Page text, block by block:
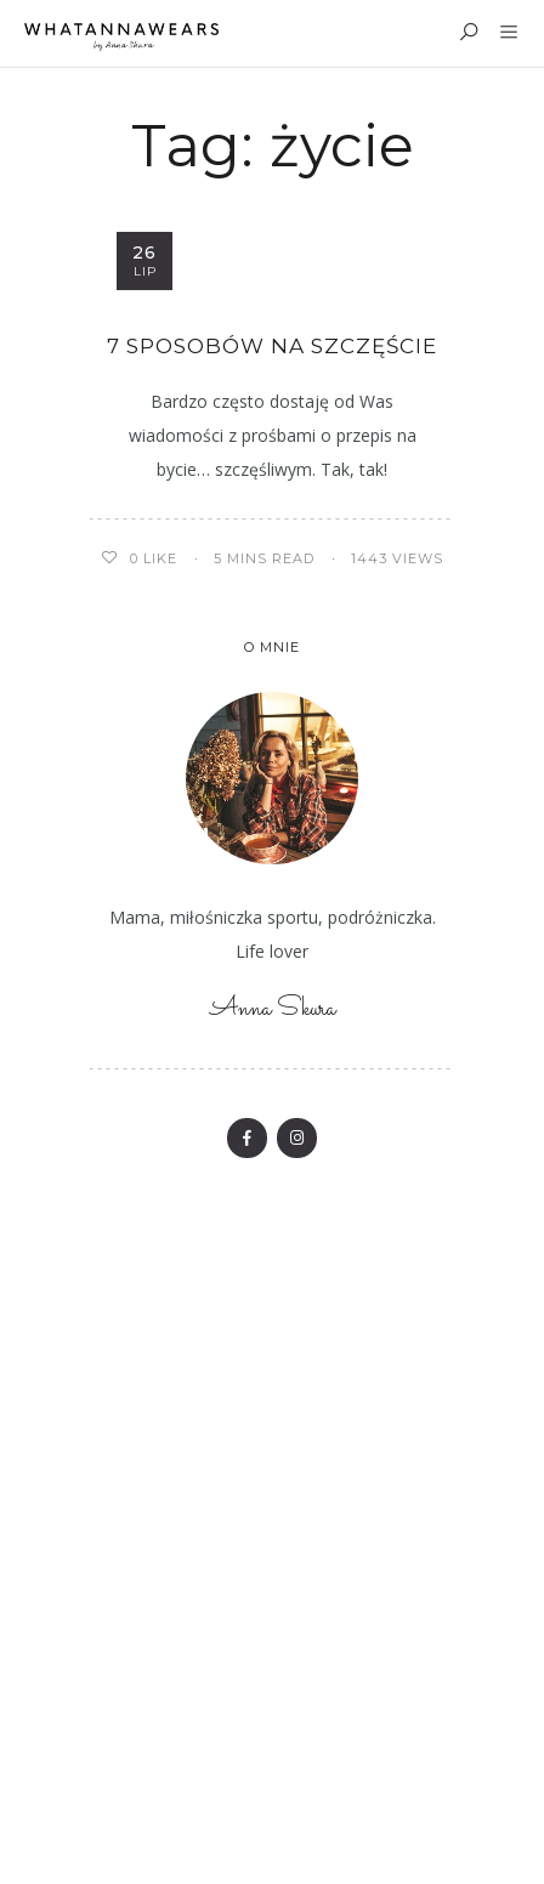
Tag: życie
26
LIP
7 SPOSOBÓW NA SZCZĘŚCIE
Bardzo często dostaję od Was
wiadomości z prośbami o przepis na
bycie… szczęśliwym. Tak, tak!
0 LIKE 5 MINS READ 1443 VIEWS
O MNIE
Mama, miłośniczka sportu, podróżniczka.
Life lover
Anna Skura